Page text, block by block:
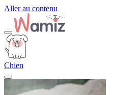
Aller au contenu
Chien